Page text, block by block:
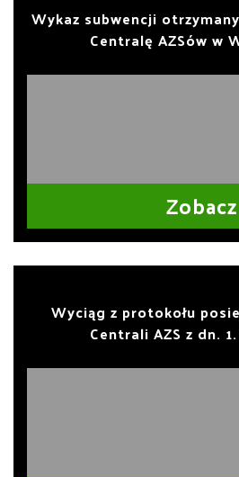
Wykaz subwencji
Centralę AZSów w
Zobacz
Wyciąg z protokołu
Centrali AZS z dn.